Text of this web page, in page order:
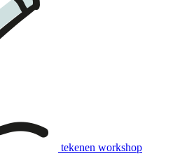
tekenen workshop